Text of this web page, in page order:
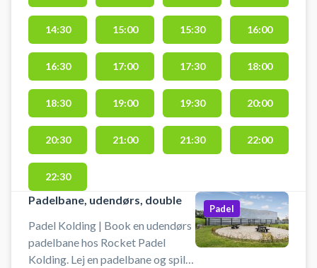
padelbaner, 1 single- og 7
dobbeltbaner samt en udendørs
dobbeltbane. Gratis parkering,
bat kan lejes og bolde købes i
Sparekassen Kronjylland Padel
Arena, Rocket Padels andet
padelcenter i Kolding. #kif-padel-
club.
14:30 15:00 15:30 16:00
16:30 17:00 17:30 18:00
18:30 19:00 19:30 20:00
20:30 21:00 21:30 22:00
22:30
Padelbane, udendørs, double
Padel Kolding | Book en udendørs
padelbane hos Rocket Padel
Kolding. Lej en padelbane og spil
Padel